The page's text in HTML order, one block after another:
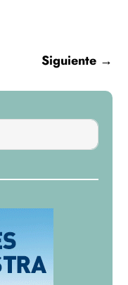
Siguiente→